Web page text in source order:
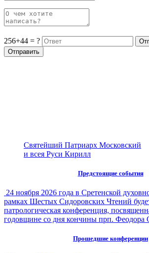
256+44 = ?
Святейший Патриарх Московский
и всея Руси Кирилл
Предстоящие события
24 ноября 2026 года в Сретенской
рамках Шестых Сидоровских Чтений
патрологическая конференция,
годовщине со дня кончины прп. Феодора
Прошедшие конференции